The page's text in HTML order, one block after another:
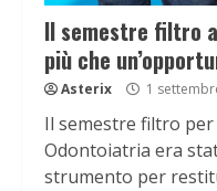
Il semestre filtro
più che
Asterix 1
Il semestre filtro per
Odontoiatria era
strumento per